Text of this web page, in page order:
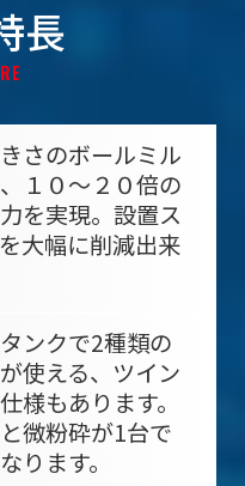
長
さのボールミル
１０～２０倍の
を実現。設置ス
大幅に削減出来
ンクで2種類の
使える、ツイン
様もあります。
微粉砕が1台で
ります。